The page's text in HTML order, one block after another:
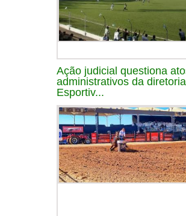
Ação judicial questiona
administrativos da
Esportiv...